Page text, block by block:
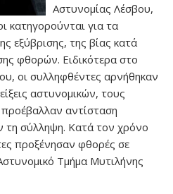
Αστυνομίας Λέσβου,
κατηγορούνται για τα
εξύβρισης, της βίας κατά
φθορών. Ειδικότερα στο
οι συλληφθέντες αρνήθηκαν
αστυνομικών, τους
αντίσταση
τη σύλληψη. Κατά τον χρόνο
προξένησαν φθορές σε
Τμήμα Μυτιλήνης